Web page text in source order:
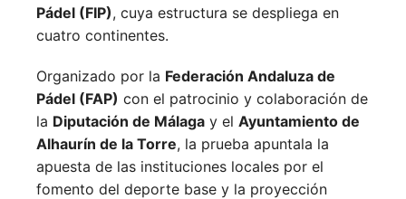
Pádel (FIP), cuya estructura se despliega en
cuatro continentes.
Organizado por la Federación Andaluza de
Pádel (FAP) con el patrocinio y colaboración de
la Diputación de Málaga y el Ayuntamiento de
Alhaurín de la Torre, la prueba apuntala la
apuesta de las instituciones locales por el
fomento del deporte base y la proyección